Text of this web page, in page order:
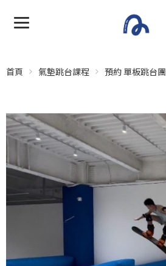
首頁 氣墊跳台課程 預約 單板跳台